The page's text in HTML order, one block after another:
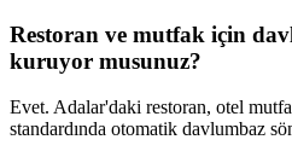
Restoran ve mutfak için
kuruyor musunuz?
Evet. Adalar'daki restoran, otel
standardında otomatik davlumbaz